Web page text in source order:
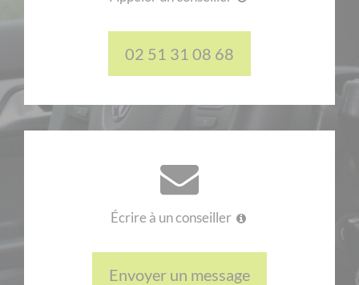
02 51 31 08 68
Écrire à un conseiller
Envoyer un message